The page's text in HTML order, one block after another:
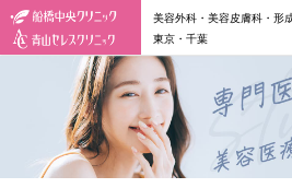
美容外科・美容皮膚科・形
東京・千葉